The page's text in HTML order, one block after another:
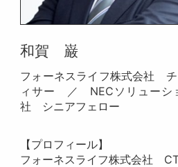
和賀 巌
フォーネスライフ株式会社
ィサー ／ NECソリューシ
社 シニアフェロー
【プロフィール】
フォーネスライフ株式会社